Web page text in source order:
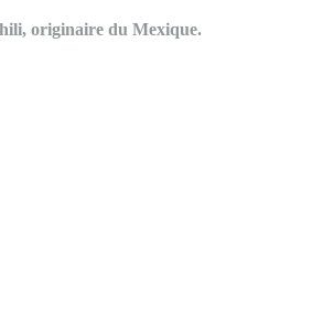
originaire du Mexique.